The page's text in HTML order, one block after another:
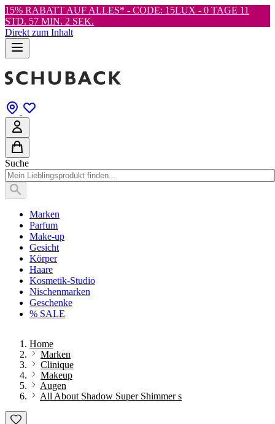
15% RABATT AUF ALLES* - CODE: 15LUX - 0 TAGE 11
STD. 57 MIN. 0 SEK.
Direkt zum Inhalt
Suche
Marken
Parfum
Make-up
Gesicht
Körper
Haare
Kosmetik-Studio
Nischenmarken
Geschenke
% SALE
Home
Marken
Clinique
Makeup
Augen
All About Shadow Super Shimmer s